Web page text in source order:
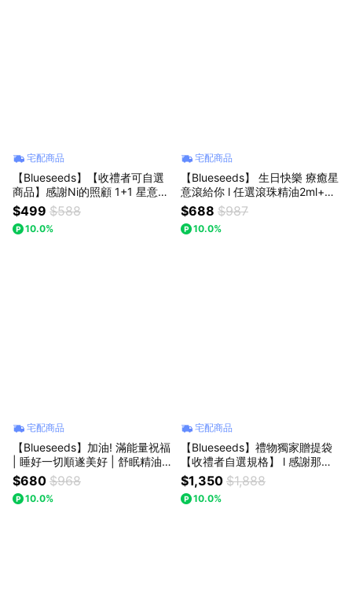
宅配商品
【Blueseeds】【收禮者可自選
商品】感謝Ni的照顧 1+1 星意禮
油你決定 l 禮物獨家贈品牌盒+束
口袋 l 芙彤園
$499 $588
10.0%
宅配商品
【Blueseeds】 生日快樂 療癒星
意滾給你 l 任選滾珠精油2ml+任
選精油噴霧30ml+滾珠精油5ml
(5入/盒) l 芙彤園
$688 $987
10.0%
宅配商品
【Blueseeds】加油! 滿能量祝福
| 睡好一切順遂美好 | 舒眠精油
噴霧 30ml ＋舒眠滾珠精油棒 5
ml 『 LINE禮物獨家貼心附品牌
束口袋禮盒』
$680 $968
10.0%
宅配商品
【Blueseeds】禮物獨家贈提袋
【收禮者自選規格】 l 感謝那些
日子有你，願好運滾滾來！l 單
複方精油安定舒緩淨化放鬆提神
｜芙彤園
$1,350 $1,888
10.0%